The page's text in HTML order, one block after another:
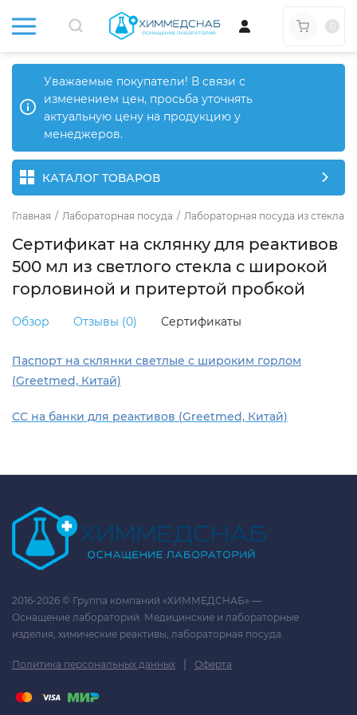
Уважаемые покупатели! В связи с
изменением цен, просьба уточнять
актуальную цену на продукцию у
менеджеров.
КАТАЛОГ ТОВАРОВ
Главная / Лабораторная посуда / Лабораторная посуда из стекла
Сертификат на склянку для реактивов
500 мл из светлого стекла с широкой
горловиной и притертой пробкой
Обзор Отзывы (0) Сертификаты
Паспорт на склянки светлые с широким горлом
(Greetmed, Китай)
СС на банки для реактивов (Greetmed, Китай)
2016-2026 © Группа компаний «ХИММЕДСНАБ» —
Оснащение лабораторий. Медицинские и лабораторные
изделия, химические реактивы, лабораторная посуда.
Политика персональных данных | Оферта